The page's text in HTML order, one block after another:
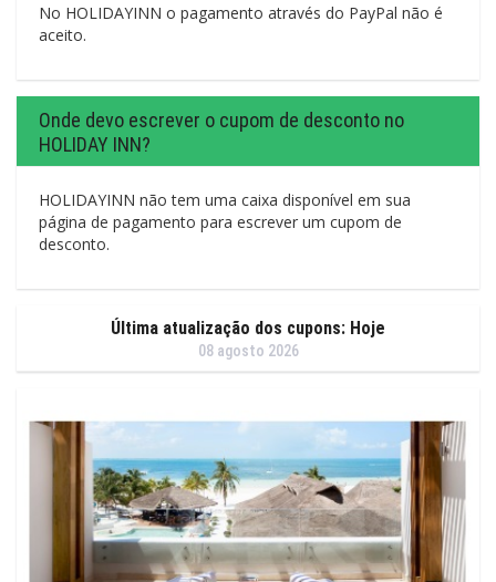
No HOLIDAYINN o pagamento através do PayPal não é
aceito.
Onde devo escrever o cupom de desconto no
HOLIDAY INN?
HOLIDAYINN não tem uma caixa disponível em sua
página de pagamento para escrever um cupom de
desconto.
Última atualização dos cupons: Hoje
08 agosto 2026